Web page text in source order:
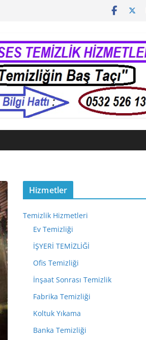
Hizmetler
Temizlik Hizmetleri
Ev Temizliği
İŞYERİ TEMİZLİĞİ
Ofis Temizliği
İnşaat Sonrası Temizlik
Fabrika Temizliği
Koltuk Yıkama
Banka Temizliği